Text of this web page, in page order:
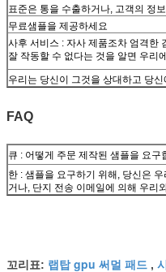
표준은 통을 수출하거나, 고객의 정
무료샘플을 제공하세요
사후 서비스 : 자사 제품조차 엄격한
잘 작동할 수 없다는 것을 알면 우리
우리는 당신이 그것을 상대하고 당
FAQ
큐 : 어떻게 주문 제작된 샘플을 요구
한 : 샘플을 요구하기 위해, 당신은
거나, 단지 전송 이메일에 의해 우리
꼬리표: 랩탑 gpu 써멀 패드 ,